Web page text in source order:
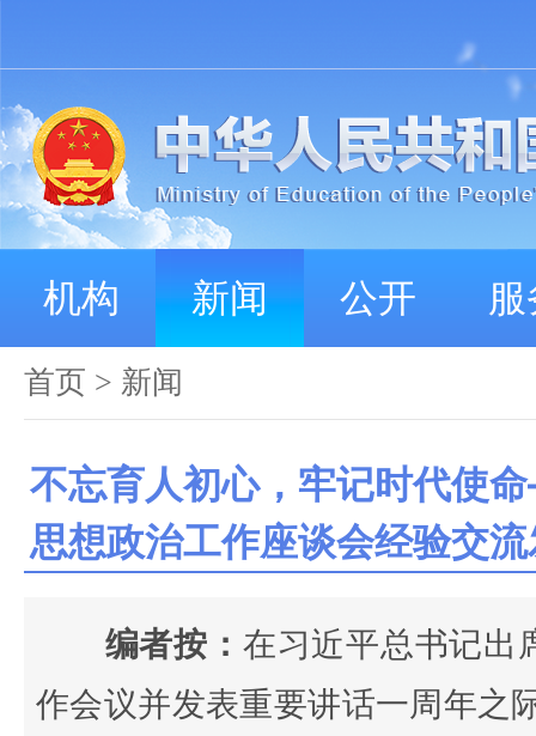
机构 新闻 公开
首页 > 新闻
不忘育人初心，牢记时代使
思想政治工作座谈会经验交
编者按： 在习近平总书记出
作会议并发表重要讲话一周年之